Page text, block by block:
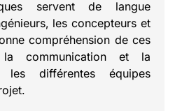
servent de langue
les concepteurs et
compréhension de ces
la communication et la
les différentes équipes